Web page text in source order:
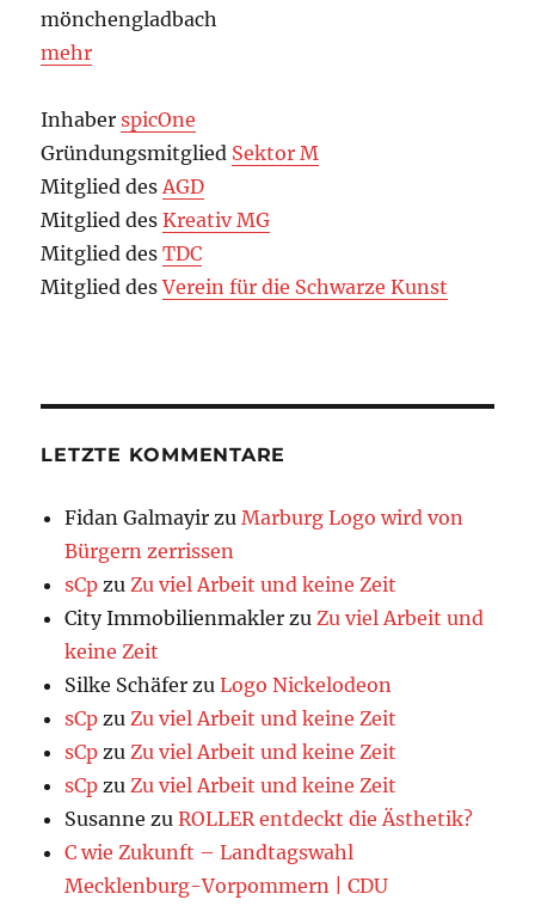
mönchengladbach
mehr
InhaberspicOne
Gründungsmitglied Sektor M
Mitglied desAGD
Mitglied desKreativ MG
Mitglied desTDC
Mitglied desVerein für die Schwarze Kunst
LETZTE KOMMENTARE
Fidan Galmayir zuMarburg Logo wird von
Bürgern zerrissen
sCp zuZu viel Arbeit und keine Zeit
City Immobilienmakler zuZu viel Arbeit und
keine Zeit
Silke Schäfer zuLogo Nickelodeon
sCp zuZu viel Arbeit und keine Zeit
sCp zuZu viel Arbeit und keine Zeit
sCp zuZu viel Arbeit und keine Zeit
Susanne zuROLLER entdeckt die Ästhetik?
C wie Zukunft – Landtagswahl
Mecklenburg-Vorpommern | CDU